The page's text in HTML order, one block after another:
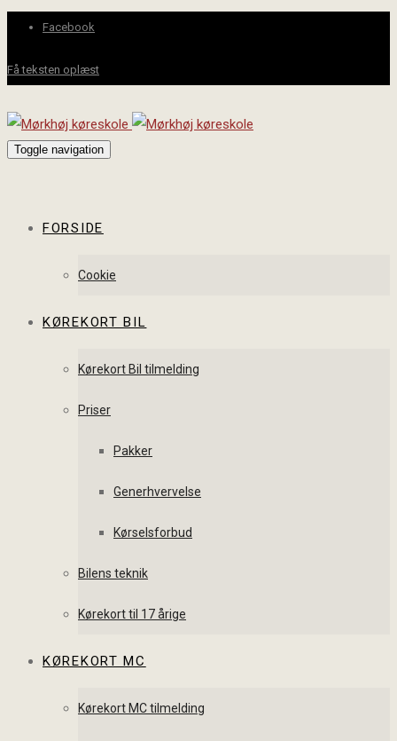
Facebook
Få teksten oplæst
Toggle navigation
FORSIDE
Cookie
KØREKORT BIL
Kørekort Bil tilmelding
Priser
Pakker
Generhvervelse
Kørselsforbud
Bilens teknik
Kørekort til 17 årige
KØREKORT MC
Kørekort MC tilmelding